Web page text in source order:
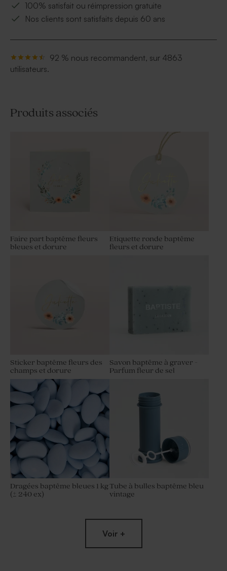
100% satisfait ou réimpression gratuite
Nos clients sont satisfaits depuis 60 ans
92 % nous recommandent, sur 4863
utilisateurs.
Produits associés
Faire part baptême fleurs
bleues et dorure
Etiquette ronde baptême
fleurs et dorure
Sticker baptême fleurs des
champs et dorure
Savon baptême à graver -
Parfum fleur de sel
Dragées baptême bleues 1 kg
(± 240 ex)
Tube à bulles baptême bleu
vintage
Voir +